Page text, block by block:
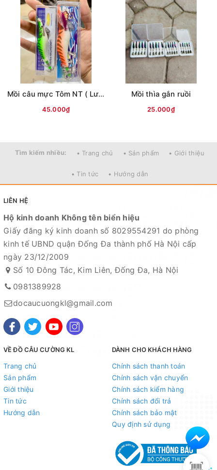
Mồi câu mực Tôm NT ( Lưng vằn )
45.000₫
Mồi thìa gắn ruồi
25.000₫
Tìm kiếm nhiều: • Trang chủ • Sản phẩm • Giới thiệu
• Tin tức • Hướng dẫn
LIÊN HỆ
Hộ kinh doanh Không tên biển hiệu
Giấy đăng ký kinh doanh số 8029554291 do phòng
kinh tế UBND quận Đống Đa thành phố Hà Nội cấp
ngày 23/12/2009
Số 10 Đông Tác, Kim Liên, Đống Đa, Hà Nội
0981389928
docaucuongkl@gmail.com
VỀ ĐỒ CÂU CƯỜNG KL
Trang chủ
Sản phẩm
Giới thiệu
Tin tức
Hướng dẫn
DÀNH CHO KHÁCH HÀNG
Chính sách thanh toán
Chính sách vận chuyển
Chính sách kiểm hàng
Chính sách đổi trả
Chính sách bảo mật
Quy định sử dụng